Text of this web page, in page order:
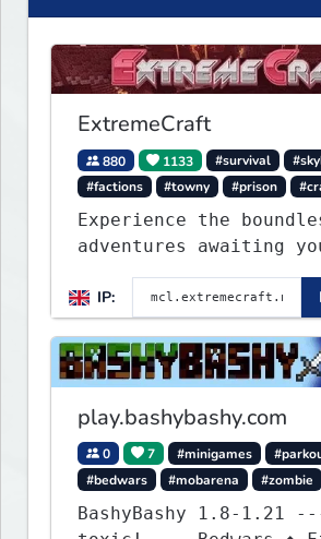
ExtremeCraft
880 1133 #survival
#factions
#towny #prison
Experience the
adventures awaiting
ExtremeCraft.net!
journey through a
exhilarating game
blending both timeless
classics and
experiences seamlessly.
IP:
play.bashybashy.com
0 7 #minigames
#bedwars
#mobarena #zombie
BashyBashy 1.8-1.21